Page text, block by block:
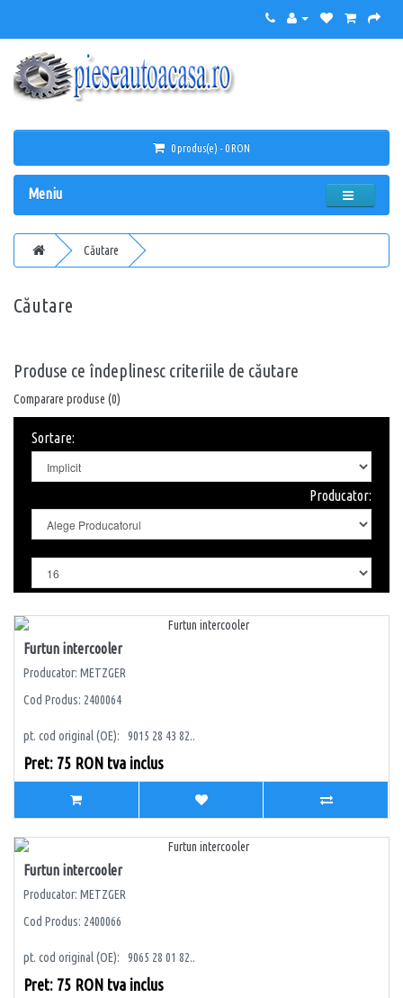
0 produs(e) - 0 RON
Meniu
Căutare
Căutare
Produse ce îndeplinesc criteriile de căutare
Comparare produse (0)
Sortare:
Producator:
Furtun intercooler
Producator: METZGER
Cod Produs: 2400064
pt. cod original (OE): 9015 28 43 82..
Pret: 75 RON tva inclus
Furtun intercooler
Producator: METZGER
Cod Produs: 2400066
pt. cod original (OE): 9065 28 01 82..
Pret: 75 RON tva inclus